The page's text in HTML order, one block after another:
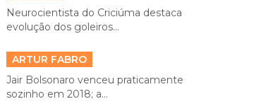
Neurocientista do Criciúma destaca
evolução dos goleiros...
ARTUR FABRO
Jair Bolsonaro venceu praticamente
sozinho em 2018; a...